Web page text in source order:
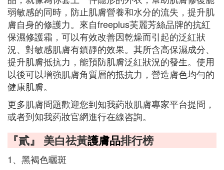
弱敏感的同時，防止肌膚營養和水分的流失，提升肌
膚自身的修護力。來自freeplus芙麗芳絲品牌的抗紅
保濕修護霜，可以有效改善因乾燥而引起的泛紅狀
況、對敏感肌膚有鎮靜的效果。其所含高保濕成分、
提升肌膚抵抗力，能預防肌膚泛紅狀況的發生。使用
以後可以增強肌膚角質層的抵抗力，營造膚色均勻的
健康肌膚。
更多肌膚問題歡迎您到知我葯妝肌膚專家平台提問，
或者到知我葯妝官網進行在線咨詢。
『貳』 美白祛黃護膚品排行榜
1、黑褐色曬斑